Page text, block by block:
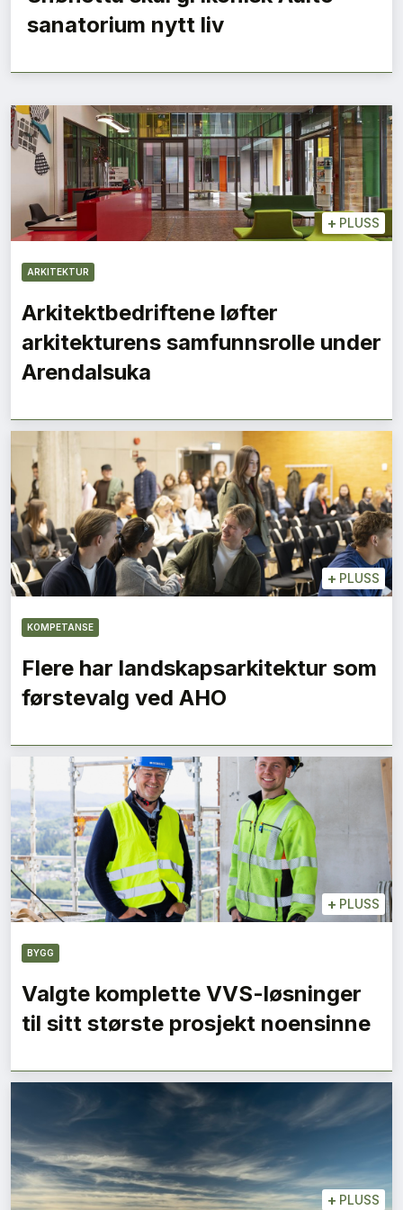
sanatorium nytt liv
+ PLUSS
ARKITEKTUR
Arkitektbedriftene løfter
arkitekturens samfunnsrolle under
Arendalsuka
+ PLUSS
KOMPETANSE
Flere har landskapsarkitektur som
førstevalg ved AHO
+ PLUSS
BYGG
Valgte komplette VVS-løsninger
til sitt største prosjekt noensinne
+ PLUSS